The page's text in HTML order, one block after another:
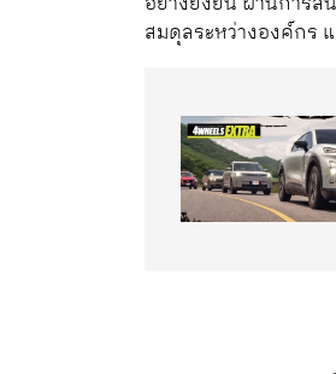
สมดุลระหว่างองค์กร